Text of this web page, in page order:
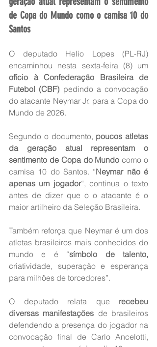
de Copa do Mundo como o camisa 10 do
Santos
O deputado Helio Lopes (PL-RJ)
encaminhou nesta sexta-feira (8) um
ofício à Confederação Brasileira de
Futebol (CBF) pedindo a convocação
do atacante Neymar Jr. para a Copa do
Mundo de 2026.
Segundo o documento, poucos atletas
da geração atual representam o
sentimento de Copa do Mundo como o
camisa 10 do Santos. “Neymar não é
apenas um jogador“, continua o texto
antes de dizer que o o atacante é o
maior artilheiro da Seleção Brasileira.
Também reforça que Neymar é um dos
atletas brasileiros mais conhecidos do
mundo e é “símbolo de talento,
criatividade, superação e esperança
para milhões de torcedores”.
O deputado relata que recebeu
diversas manifestações de brasileiros
defendendo a presença do jogador na
convocação final de Carlo Ancelotti,